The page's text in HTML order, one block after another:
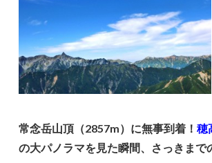
常念岳山頂（2857m）に無事到着！穂
の大パノラマを見た瞬間、さっきまで